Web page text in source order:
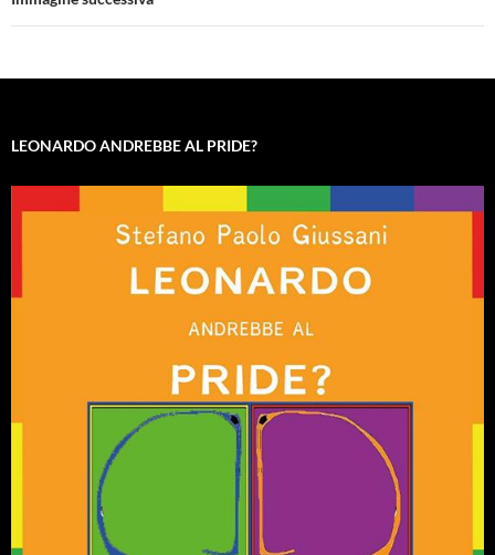
LEONARDO ANDREBBE AL PRIDE?